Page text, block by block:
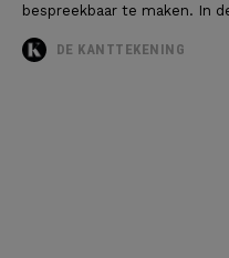
bespreekbaar te maken. In
DE KANTTEKENING